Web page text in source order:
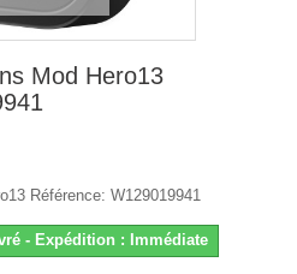
Mod Hero13
Référence: W129019941
- Expédition : Immédiate